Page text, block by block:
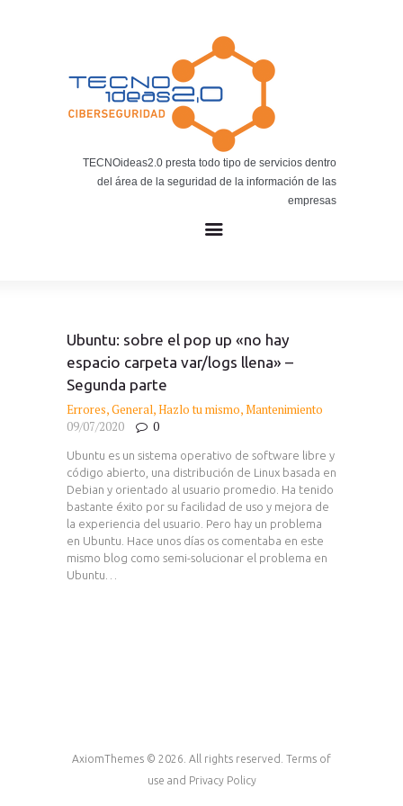
TECNOideas2.0 presta todo tipo de servicios dentro
del área de la seguridad de la información de las
empresas
BLOG TECNOIDEAS
Noticias tecnológicas.
Ubuntu: sobre el pop up «no hay
espacio carpeta var/logs llena» –
Segunda parte
Errores,General,Hazlo tu mismo,Mantenimiento
09/07/2020
0
Ubuntu es un sistema operativo de software libre y
código abierto, una distribución de Linux basada en
Debian y orientado al usuario promedio. Ha tenido
bastante éxito por su facilidad de uso y mejora de
la experiencia del usuario. Pero hay un problema
en Ubuntu. Hace unos días os comentaba en este
mismo blog como semi-solucionar el problema en
Ubuntu…
AxiomThemes © 2026. All rights reserved. Terms of
use and Privacy Policy